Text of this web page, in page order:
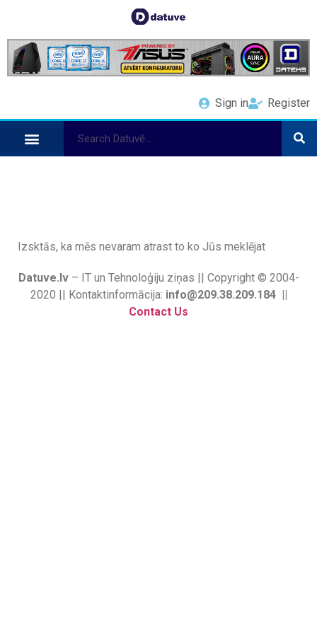
Sign in Register
Izsktās, ka mēs nevaram atrast to ko Jūs meklējat
Datuve.lv– IT un Tehnoloģiju ziņas || Copyright © 2004-
2020 || Kontaktinformācija: info@209.38.209.184 ||
Contact Us